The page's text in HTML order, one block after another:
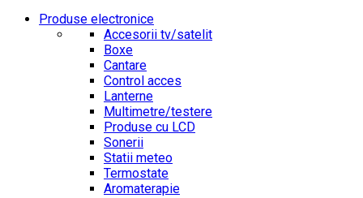
Produse electronice
Accesorii tv/satelit
Boxe
Cantare
Control acces
Lanterne
Multimetre/testere
Produse cu LCD
Sonerii
Statii meteo
Termostate
Aromaterapie